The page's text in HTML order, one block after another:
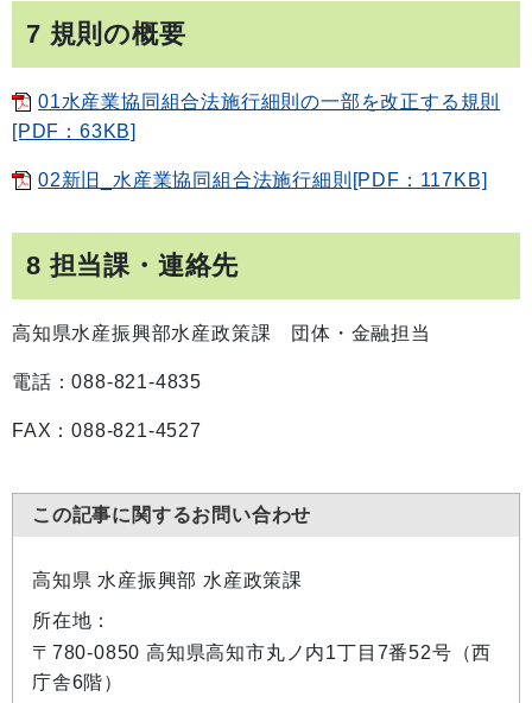
7 規則の概要
01水産業協同組合法施行細則の一部を改正する規則
[PDF：63KB]
02新旧_水産業協同組合法施行細則[PDF：117KB]
8 担当課・連絡先
高知県水産振興部水産政策課 団体・金融担当
電話：088-821-4835
FAX：088-821-4527
この記事に関するお問い合わせ
高知県 水産振興部 水産政策課
所在地：
〒780-0850 高知県高知市丸ノ内1丁目7番52号（西
庁舎6階）